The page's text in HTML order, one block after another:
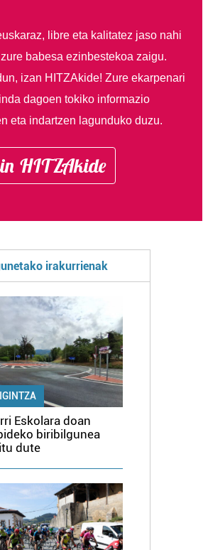
libre eta kalitatez jaso nahi
babesa ezinbestekoa zaigu.
izan HITZAkide!Zure ekarpenari
dagoen tokiko informazio
eta indartzen lagunduko duzu.
HITZAkide
irakurrienak
Eskolara doan
biribilgunea
dute